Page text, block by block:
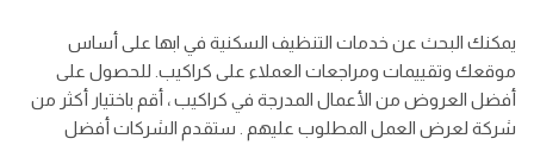
يمكنك البحث عن خدمات التنظيف السكنية في ابها على أساس
موقعك وتقييمات ومراجعات العملاء على كراكيب. للحصول على
أفضل العروض من الأعمال المدرجة في كراكيب ، أقم باختيار أكثر من
شركة لعرض العمل المطلوب عليهم . ستقدم الشركات أفضل